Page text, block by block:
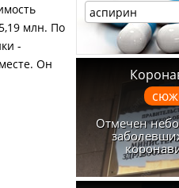
млн. По
-
Он
Отмечен